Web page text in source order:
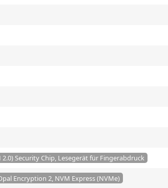
Security Chip, Lesegerät für Fingerabdruck
Encryption 2, NVM Express (NVMe)